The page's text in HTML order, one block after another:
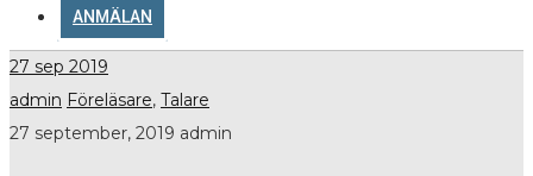
ANMÄLAN
27 sep 2019
admin Föreläsare, Talare
27 september, 2019 admin